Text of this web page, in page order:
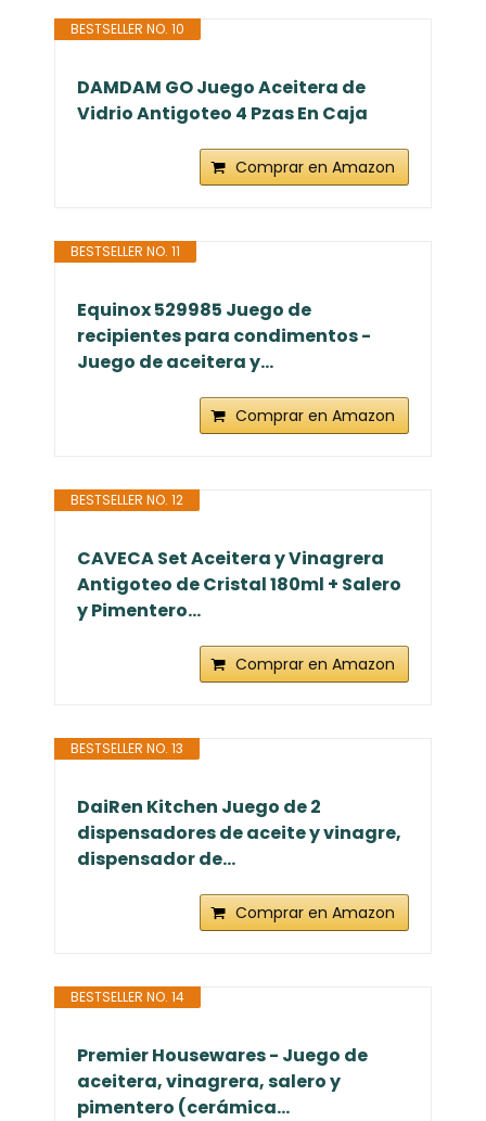
BESTSELLER NO. 10
DAMDAM GO Juego Aceitera de
Vidrio Antigoteo 4 Pzas En Caja
Comprar en Amazon
BESTSELLER NO. 11
Equinox 529985 Juego de
recipientes para condimentos -
Juego de aceitera y...
Comprar en Amazon
BESTSELLER NO. 12
CAVECA Set Aceitera y Vinagrera
Antigoteo de Cristal 180ml + Salero
y Pimentero...
Comprar en Amazon
BESTSELLER NO. 13
DaiRen Kitchen Juego de 2
dispensadores de aceite y vinagre,
dispensador de...
Comprar en Amazon
BESTSELLER NO. 14
Premier Housewares - Juego de
aceitera, vinagrera, salero y
pimentero (cerámica...